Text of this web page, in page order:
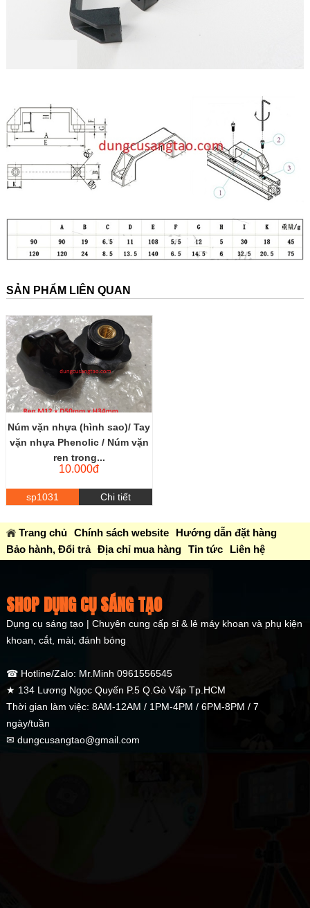
SẢN PHẨM LIÊN QUAN
Núm vặn nhựa (hình sao)/ Tay
vặn nhựa Phenolic / Núm vặn
ren trong...
10.000đ
sp1031 Chi tiết
Trang chủ Chính sách website
Hướng dẫn đặt hàng
Bảo hành, Đổi trả Địa chỉ mua hàng Tin tức Liên hệ
SHOP DỤNG CỤ SÁNG TẠO
Dụng cụ sáng tạo | Chuyên cung cấp sỉ & lẻ máy khoan và phụ kiện
khoan, cắt, mài, đánh bóng
☎ Hotline/Zalo: Mr.Minh 0961556545
★ 134 Lương Ngọc Quyến P.5 Q.Gò Vấp Tp.HCM
Thời gian làm việc: 8AM-12AM / 1PM-4PM / 6PM-8PM / 7
ngày/tuần
✉ dungcusangtao@gmail.com